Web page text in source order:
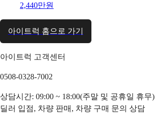
2,440만원
아이트럭 홈으로 가기
아이트럭 고객센터
0508-0328-7002
상담시간: 09:00 ~ 18:00(주말 및 공휴일 휴무)
딜러 입점, 차량 판매, 차량 구매 문의 상담